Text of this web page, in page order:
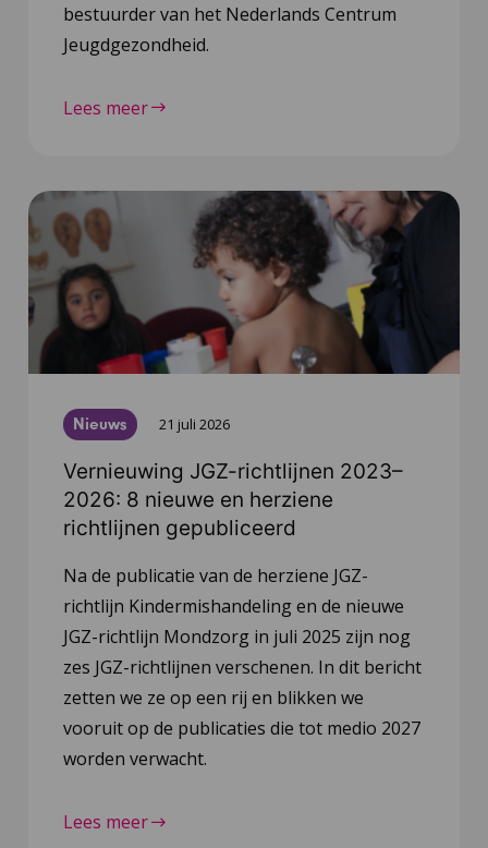
bestuurder van het Nederlands Centrum
Jeugdgezondheid.
Lees meer
Nieuws 21 juli 2026
Vernieuwing JGZ-richtlijnen 2023–
2026: 8 nieuwe en herziene
richtlijnen gepubliceerd
Na de publicatie van de herziene JGZ-
richtlijn Kindermishandeling en de nieuwe
JGZ-richtlijn Mondzorg in juli 2025 zijn nog
zes JGZ-richtlijnen verschenen. In dit bericht
zetten we ze op een rij en blikken we
vooruit op de publicaties die tot medio 2027
worden verwacht.
Lees meer